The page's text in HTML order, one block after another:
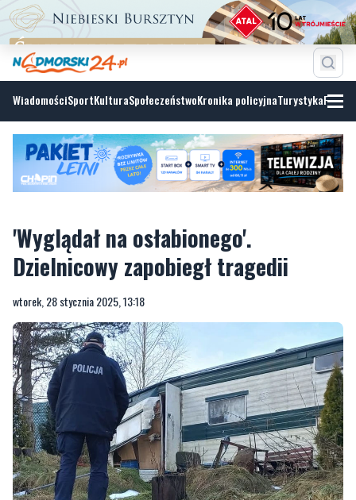
WiadomościSportKulturaSpołeczeństwoKronika policyjnaTurystyka
'Wyglądał na osłabionego'.
Dzielnicowy zapobiegł tragedii
wtorek, 28 stycznia 2025, 13:18